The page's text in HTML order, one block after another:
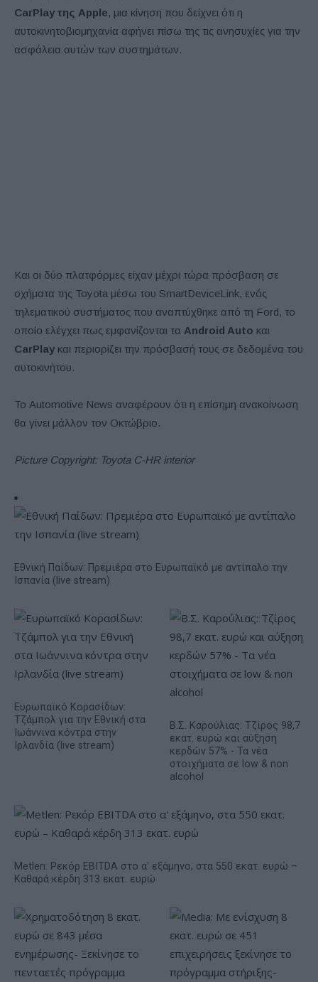
CarPlay της Apple, μια κίνηση που δείχνει ότι η
αυτοκινητοβιομηχανία αφήνει πίσω της τις ανησυχίες για την
ασφάλεια αυτών των συστημάτων.
Και οι δύο πλατφόρμες είχαν μέχρι τώρα πρόσβαση σε
οχήματα της Toyota μέσω του SmartDeviceLink, ενός
τηλεματικού συστήματος που αναπτύχθηκε από τη Ford, το
οποίο ελέγχει πως εμφανίζονται τα Android Auto και
CarPlay και περιορίζει την πρόσβασή τους σε δεδομένα του
αυτοκινήτου.
Το Automotive News αναφέρουν ότι η επίσημη ανακοίνωση
θα γίνει μάλλον τον Οκτώβριο.
Picture Copyright: Toyota C-HR interior
Εθνική Παίδων: Πρεμιέρα στο Ευρωπαϊκό με αντίπαλο την
Ισπανία (live stream)
Ευρωπαϊκό Κορασίδων:
Τζάμπολ για την Εθνική στα
Ιωάννινα κόντρα στην
Ιρλανδία (live stream)
Β.Σ. Καρούλιας: Τζίρος 98,7
εκατ. ευρώ και αύξηση
κερδών 57% - Τα νέα
στοιχήματα σε low & non
alcohol
Metlen: Ρεκόρ EBITDA στο α' εξάμηνο, στα 550 εκατ. ευρώ –
Καθαρά κέρδη 313 εκατ. ευρώ